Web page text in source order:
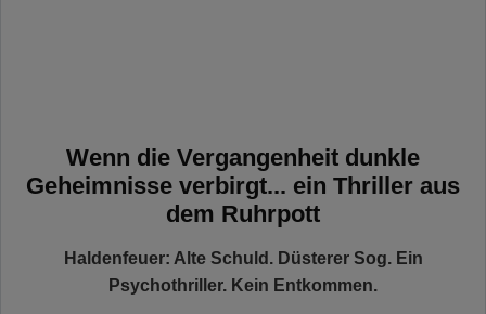
Wenn die Vergangenheit dunkle
Geheimnisse verbirgt... ein Thriller aus
dem Ruhrpott
Haldenfeuer: Alte Schuld. Düsterer Sog. Ein
Psychothriller. Kein Entkommen.